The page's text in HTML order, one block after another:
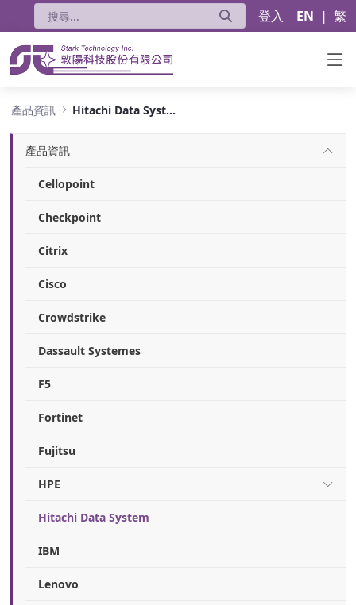
登入 EN | 繁
產品資訊 Hitachi Data System
產品資訊
Cellopoint
Checkpoint
Citrix
Cisco
Crowdstrike
Dassault Systemes
F5
Fortinet
Fujitsu
HPE
Hitachi Data System
IBM
Lenovo